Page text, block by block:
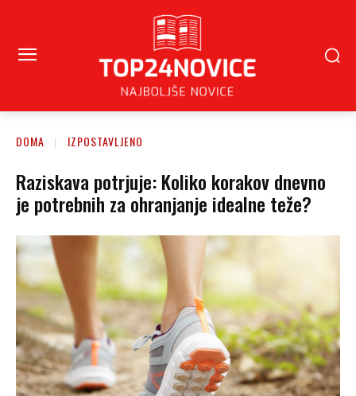
DOMA IZPOSTAVLJENO
Raziskava potrjuje: Koliko korakov dnevno
je potrebnih za ohranjanje idealne teže?